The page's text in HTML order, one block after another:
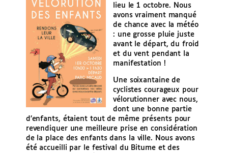
lieu le 1 octobre. Nous
avons vraiment manqué
de chance avec la météo
: une grosse pluie juste
avant le départ, du froid
et du vent pendant la
manifestation !
Une soixantaine de
cyclistes courageux pour
vélorutionner avec nous,
dont une bonne partie
d’enfants, étaient tout de même présents pour
revendiquer une meilleure prise en considération
de la place des enfants dans la ville. Nous avons
été accueilli par le festival du Bitume et des